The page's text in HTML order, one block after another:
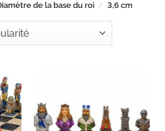
de la base du roi / 3,6 cm